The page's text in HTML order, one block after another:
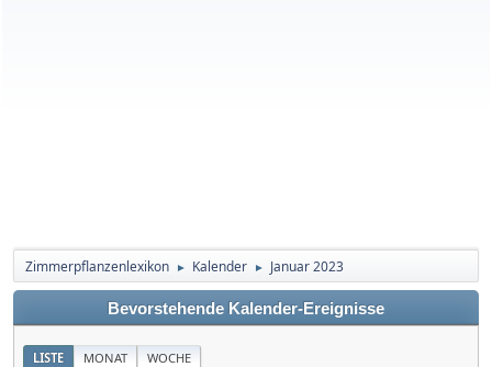
Zimmerpflanzenlexikon ► Kalender ► Januar 2023
Bevorstehende Kalender-Ereignisse
LISTE MONAT WOCHE